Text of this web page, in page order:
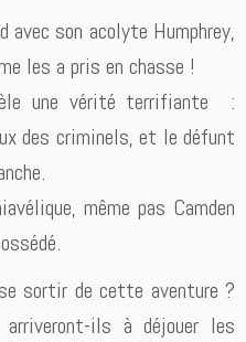
avec son acolyte Humphrey,
les a pris en chasse !
une vérité terrifiante :
des criminels, et le défunt
même pas Camden
sortir de cette aventure ?
ils à déjouer les